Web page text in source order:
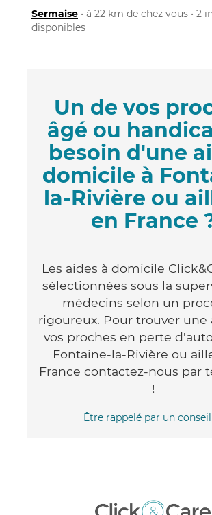
Sermaise • à 22 km de chez vous • 2
disponibles
Un de vos
âgé ou
besoin d'une
domicile à
la-Rivière ou
en France
Les aides à domicile
sélectionnées sous la
médecins selon un
rigoureux. Pour trouver une
vos proches en perte
Fontaine-la-Rivière ou
France contactez-nous par
!
Être rappelé par un